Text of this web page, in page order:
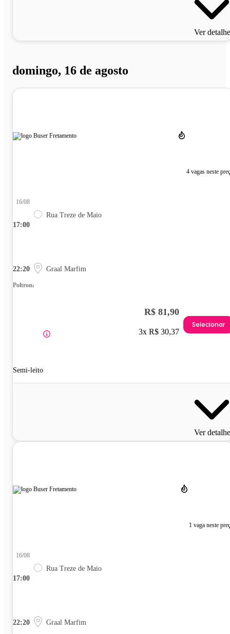
Ver
domingo, 16 de agosto
4 vagas neste
17:00
16/08
Rua Treze de Maio
22:20 Graal Marfim
Poltrona
Semi-leito
R$ 81,90
3x R$ 30,37
Selecionar
Ver
1 vaga neste
17:00
16/08
Rua Treze de Maio
22:20 Graal Marfim